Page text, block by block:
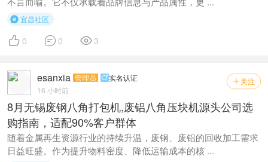
宜昌社区
 0  0 3
 关注
esanxia 管理员 实名认证
16 小时前
8月无锡废钢八角打包机,废铝八角压块机源头公司选
购指南，适配90%客户群体
随着金属再生资源行业的持续升温，废钢、废铝的回收加工需求
日益旺盛。作为提升物料密度、降低运输成本的核 ...